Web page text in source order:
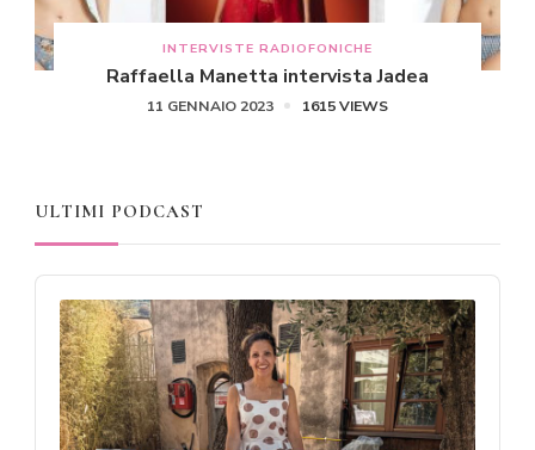
INTERVISTE RADIOFONICHE
Raffaella Manetta intervista Jadea
11 GENNAIO 2023 1615 VIEWS
ULTIMI PODCAST
Audio
Player